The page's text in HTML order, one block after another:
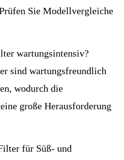
Sie Modellvergleiche
wartungsintensiv?
sind wartungsfreundlich
wodurch die
große Herausforderung
für Süß- und